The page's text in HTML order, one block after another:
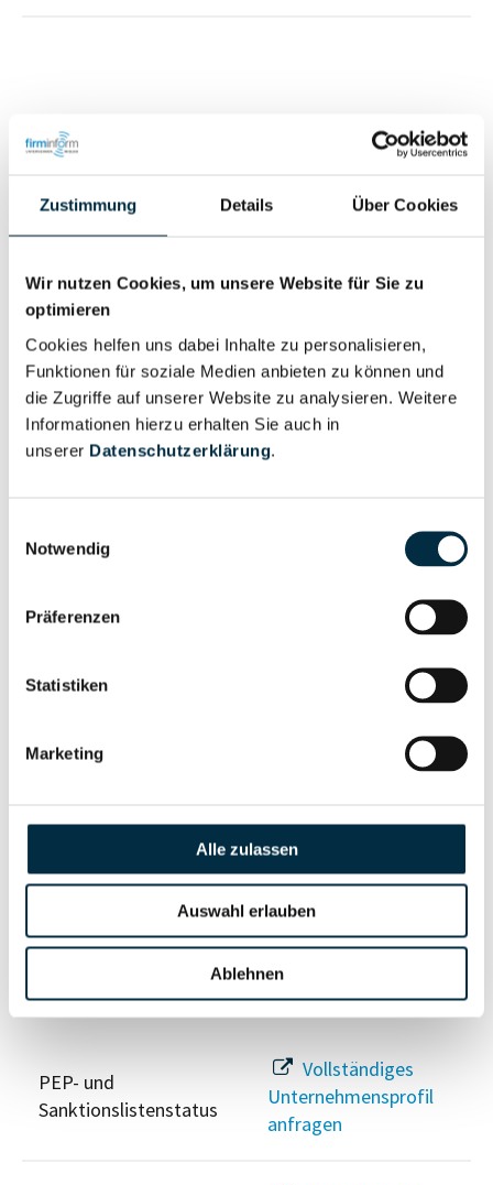
Zustimmung Details Über Cookies
Wir nutzen Cookies, um unsere Website für Sie zu
optimieren
Cookies helfen uns dabei Inhalte zu personalisieren,
Funktionen für soziale Medien anbieten zu können und
die Zugriffe auf unserer Website zu analysieren. Weitere
Informationen hierzu erhalten Sie auch in
unserer Datenschutzerklärung.
Notwendig
Präferenzen
Statistiken
Marketing
Alle zulassen
Auswahl erlauben
Ablehnen
Personen im Unternehmen
Wirtschaftlich
Berechtigter
Vollständiges
Unternehmensprofil
anfragen
Vollständiges
Unternehmensprofil
Vollständiges
Unternehmensprofil
Berechtigten Pfad
Unternehmensprofil
anfragen
Risikoinformationen
PEP- und
Sanktionslistenstatus
Vollständiges
Unternehmensprofil
anfragen